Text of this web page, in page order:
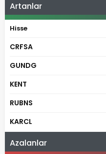
Artanlar
Hisse
CRFSA
GUNDG
KENT
RUBNS
KARCL
Azalanlar